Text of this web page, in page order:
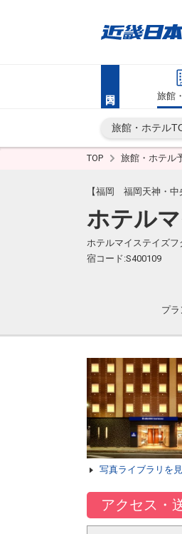
旅館
旅館・ホテル
TOP 旅館・ホテル
【福岡 福岡天神・中
ホテル
ホテルマイステイズフ
宿コード:S400109
プラ
写真ライブラリを
アクセス・